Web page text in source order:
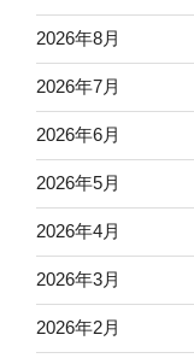
2026年8月
2026年7月
2026年6月
2026年5月
2026年4月
2026年3月
2026年2月